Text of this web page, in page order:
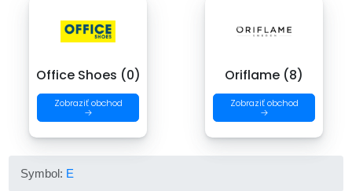
Office Shoes (0)
Zobraziť obchod
→
Oriflame (8)
Zobraziť obchod
→
Symbol: E